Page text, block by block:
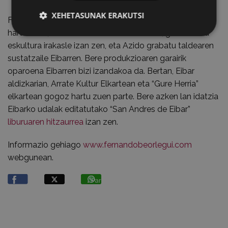
Fernando Beorleguik Debako Eskolaren sorreran parte
hartu zuen, Oteizak hala eskatuta. Pintura, grabatu eta
eskultura irakasle izan zen, eta Azido grabatu taldearen
sustatzaile Eibarren. Bere produkzioaren garairik
oparoena Eibarren bizi izandakoa da. Bertan, Eibar
aldizkarian, Arrate Kultur Elkartean eta “Gure Herria”
elkartean gogoz hartu zuen parte. Bere azken lan idatzia
Eibarko udalak editatutako “San Andres de Eibar”
liburuaren hitzaurrea izan zen.
Informazio gehiago www.fernandobeorlegui.com
webgunean.
Partekatu
XEHETASUNAK ERAKUTSI